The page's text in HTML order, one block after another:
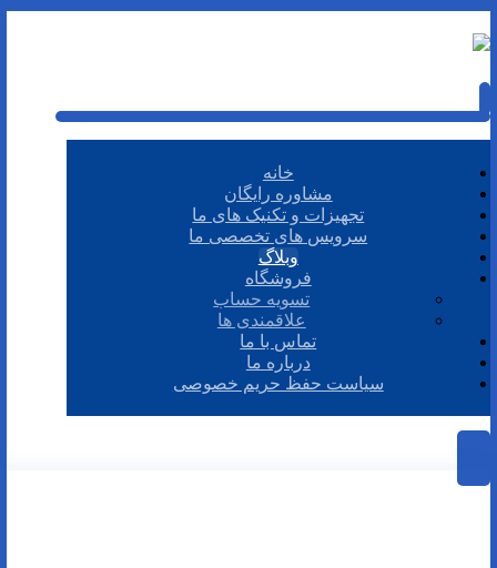
خانه
مشاوره رایگان
تجهیزات و تکنیک های ما
سرویس های تخصصی ما
وبلاگ
فروشگاه
تسویه حساب
علاقمندی ها
تماس با ما
درباره ما
سیاست حفظ حریم خصوصی